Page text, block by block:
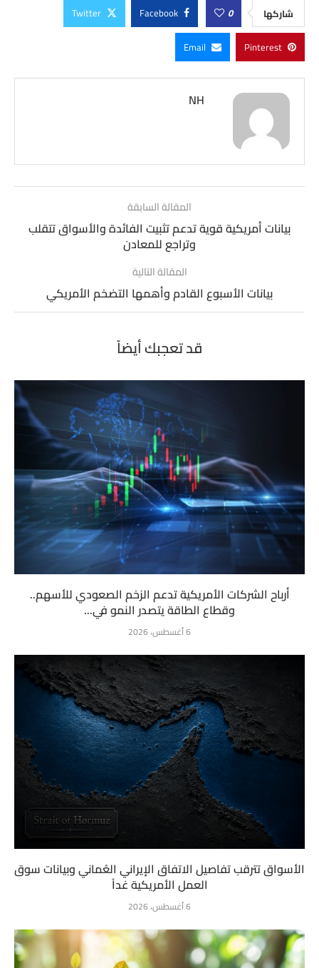
شاركها 0
Facebook
Twitter
Pinterest
Email
NH
المقالة السابقة
بيانات أمريكية قوية تدعم تثبيت الفائدة والأسواق تتقلب
وتراجع للمعادن
المقالة التالية
بيانات الأسبوع القادم وأهمها التضخم الأمريكي
قد تعجبك أيضاً
أرباح الشركات الأمريكية تدعم الزخم الصعودي للأسهم..
وقطاع الطاقة يتصدر النمو في...
6 أغسطس، 2026
الأسواق تترقب تفاصيل الاتفاق الإيراني العُماني وبيانات سوق
العمل الأمريكية غداً
6 أغسطس، 2026